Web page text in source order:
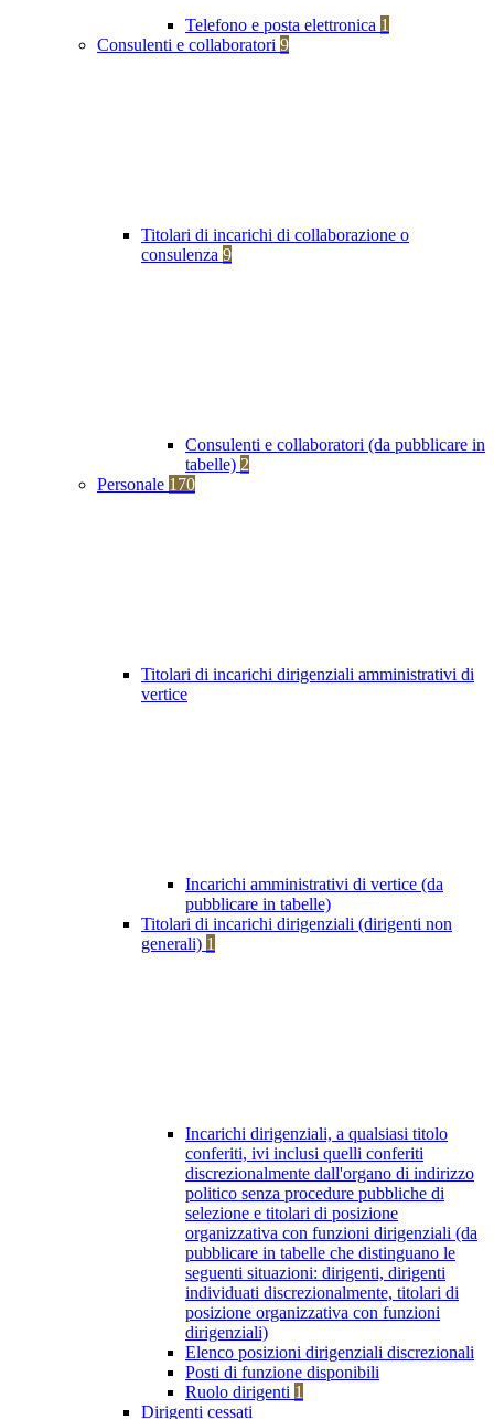
Telefono e posta elettronica 1
Consulenti e collaboratori 9
Titolari di incarichi di collaborazione o
consulenza 9
Consulenti e collaboratori (da pubblicare in
tabelle) 2
Personale 170
Titolari di incarichi dirigenziali amministrativi di
vertice
Incarichi amministrativi di vertice (da
pubblicare in tabelle)
Titolari di incarichi dirigenziali (dirigenti non
generali) 1
Incarichi dirigenziali, a qualsiasi titolo
conferiti, ivi inclusi quelli conferiti
discrezionalmente dall'organo di indirizzo
politico senza procedure pubbliche di
selezione e titolari di posizione
organizzativa con funzioni dirigenziali (da
pubblicare in tabelle che distinguano le
seguenti situazioni: dirigenti, dirigenti
individuati discrezionalmente, titolari di
posizione organizzativa con funzioni
dirigenziali)
Elenco posizioni dirigenziali discrezionali
Posti di funzione disponibili
Ruolo dirigenti 1
Dirigenti cessati